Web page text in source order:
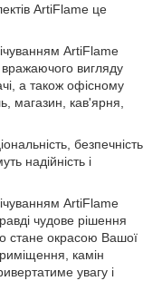
ArtiFlame це
ArtiFlame
вигляду
а також офісному
магазин, кав'ярня,
безпечність
надійність і
ArtiFlame
чудове рішення
стане окрасою Вашої
камін
увагу і